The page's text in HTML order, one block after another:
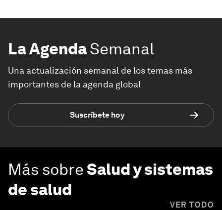
La AgendaSemanal
Una actualización semanal de los temas más
importantes de la agenda global
Suscríbete hoy
Más sobreSalud y sistemas
de salud
VER TODO